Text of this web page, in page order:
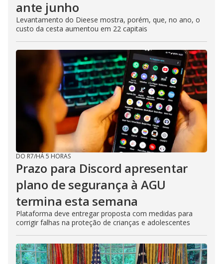
ante junho
Levantamento do Dieese mostra, porém, que, no ano, o
custo da cesta aumentou em 22 capitais
DO R7/HÁ 5 HORAS
Prazo para Discord apresentar
plano de segurança à AGU
termina esta semana
Plataforma deve entregar proposta com medidas para
corrigir falhas na proteção de crianças e adolescentes